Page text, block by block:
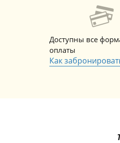
Доступны все
оплаты
Как